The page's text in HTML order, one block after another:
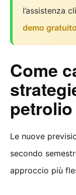
l’assistenza
demo gratuito
Come
petrolio
Le nuove
secondo
approccio più